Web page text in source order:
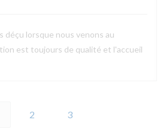
déçu lorsque nous venons au
est toujours de qualité et l'accueil
2 3